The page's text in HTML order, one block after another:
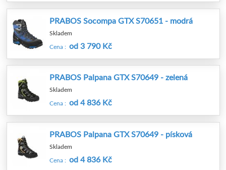
PRABOS Socompa GTX S70651 - modrá
Skladem
Cena : od 3 790 Kč
PRABOS Palpana GTX S70649 - zelená
Skladem
Cena : od 4 836 Kč
PRABOS Palpana GTX S70649 - písková
Skladem
Cena : od 4 836 Kč